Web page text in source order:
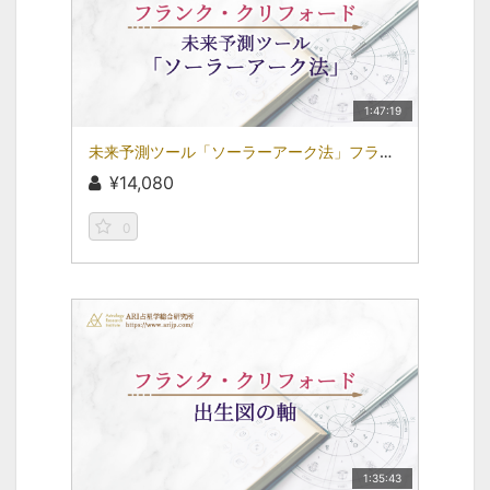
1:47:19
未来予測ツール「ソーラーアーク法」フランク・クリフォード動画セミナーvol.02
¥14,080
0
1:35:43